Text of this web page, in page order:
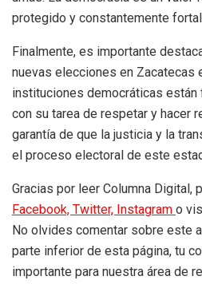
protegido y constantemente
Finalmente, es importante
nuevas elecciones en Zacatecas
instituciones democráticas están
con su tarea de respetar y hacer
garantía de que la justicia y la
el proceso electoral de este
Gracias por leer Columna Digital,
Facebook, Twitter, Instagram o
No olvides comentar sobre este
parte inferior de esta página, tu
importante para nuestra área de